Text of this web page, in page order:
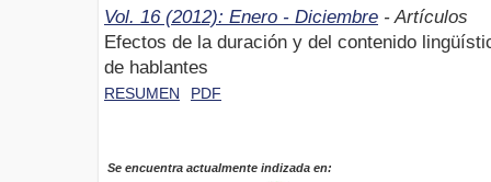
Vol. 16 (2012): Enero - Diciembre - Artículos
Efectos de la duración y del contenido
de hablantes
RESUMEN PDF
Se encuentra actualmente indizada en: